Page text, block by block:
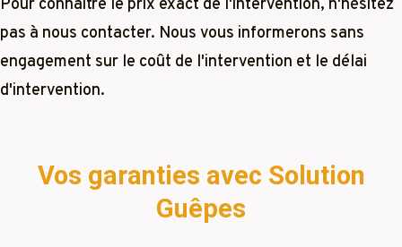
Pour connaître le prix exact de l'intervention, n'hésitez
pas à nous contacter. Nous vous informerons sans
engagement sur le coût de l'intervention et le délai
d'intervention.
Vos garanties avec Solution
Guêpes